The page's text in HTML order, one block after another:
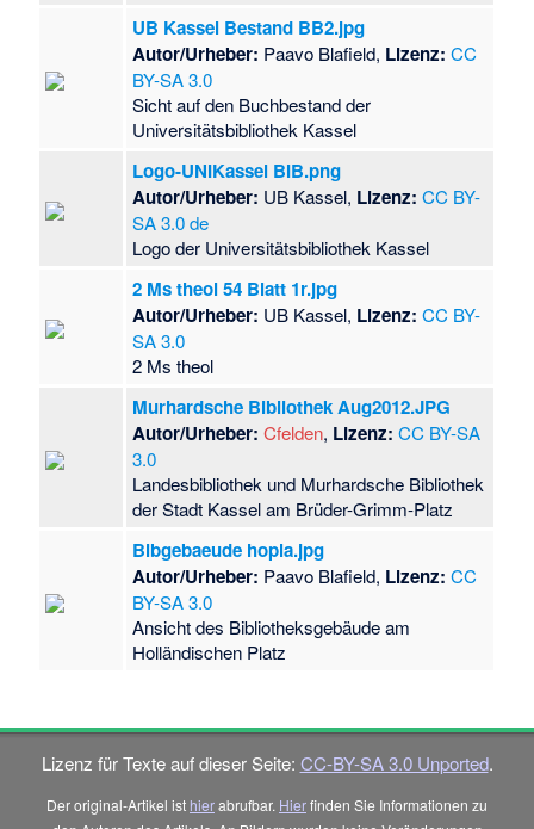
UB Kassel Bestand BB2.jpg
Autor/Urheber: Paavo Blafield, Lizenz: CC
BY-SA 3.0
Sicht auf den Buchbestand der
Universitätsbibliothek Kassel
Logo-UNIKassel BIB.png
Autor/Urheber: UB Kassel, Lizenz: CC BY-
SA 3.0 de
Logo der Universitätsbibliothek Kassel
2 Ms theol 54 Blatt 1r.jpg
Autor/Urheber: UB Kassel, Lizenz: CC BY-
SA 3.0
2 Ms theol
Murhardsche Bibliothek Aug2012.JPG
Autor/Urheber: Cfelden, Lizenz: CC BY-SA
3.0
Landesbibliothek und Murhardsche Bibliothek
der Stadt Kassel am Brüder-Grimm-Platz
Bibgebaeude hopla.jpg
Autor/Urheber: Paavo Blafield, Lizenz: CC
BY-SA 3.0
Ansicht des Bibliotheksgebäude am
Holländischen Platz
Lizenz für Texte auf dieser Seite: CC-BY-SA 3.0 Unported.
Der original-Artikel ist hierabrufbar. Hierfinden Sie Informationen zu